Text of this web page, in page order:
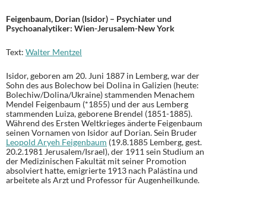
Feigenbaum, Dorian (Isidor) – Psychiater und
Psychoanalytiker: Wien-Jerusalem-New York
Text: Walter Mentzel
Isidor, geboren am 20. Juni 1887 in Lemberg, war der
Sohn des aus Bolechow bei Dolina in Galizien (heute:
Bolechiw/Dolina/Ukraine) stammenden Menachem
Mendel Feigenbaum (*1855) und der aus Lemberg
stammenden Luiza, geborene Brendel (1851-1885).
Während des Ersten Weltkrieges änderte Feigenbaum
seinen Vornamen von Isidor auf Dorian. Sein Bruder
Leopold Aryeh Feigenbaum (19.8.1885 Lemberg, gest.
20.2.1981 Jerusalem/Israel), der 1911 sein Studium an
der Medizinischen Fakultät mit seiner Promotion
absolviert hatte, emigrierte 1913 nach Palästina und
arbeitete als Arzt und Professor für Augenheilkunde.